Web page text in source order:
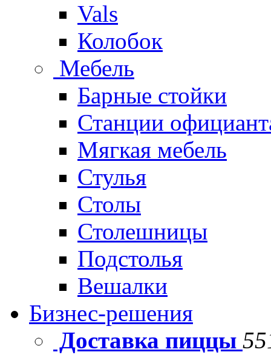
Vals
Колобок
Мебель
Барные стойки
Станции
Мягкая мебель
Стулья
Столы
Столешницы
Подстолья
Вешалки
Бизнес-решения
Доставка пиццы